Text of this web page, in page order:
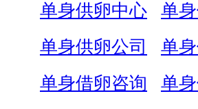
单身供卵中心
单
单身供卵公司
单
单身借卵咨询
单